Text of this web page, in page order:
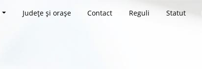
Județe și orașe Contact Reguli Statut